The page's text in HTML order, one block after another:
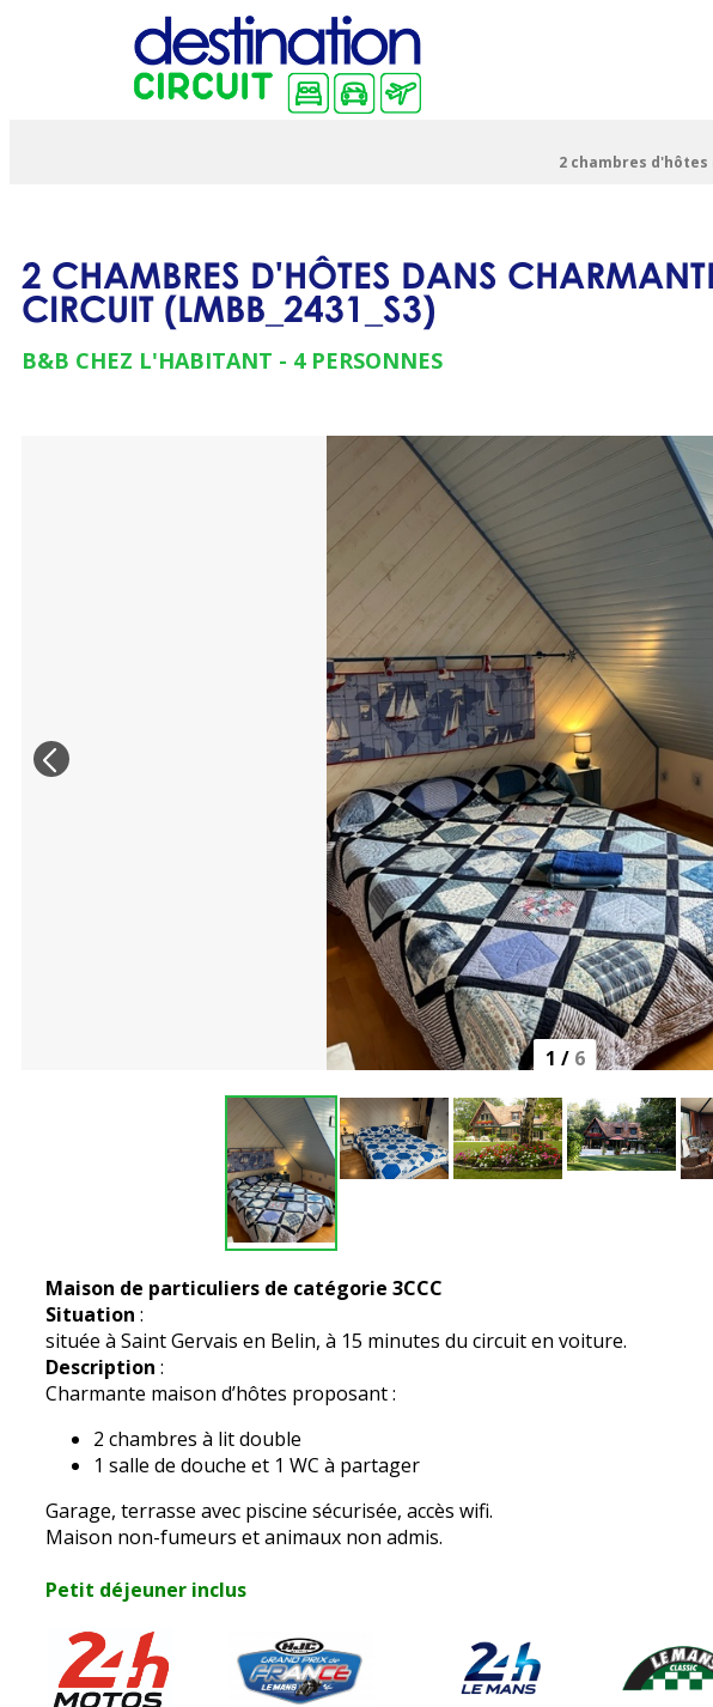
2 chambres
2 CHAMBRES D'HÔTES DANS
CIRCUIT (LMBB_2431_S3)
B&B CHEZ L'HABITANT 4 PERSONNES
1 / 6
Maison de particuliers de catégorie 3CCC
Situation :
située à Saint Gervais en Belin, à 15 minutes du circuit en voiture.
Description :
Charmante maison d’hôtes proposant :
2 chambres à lit double
1 salle de douche et 1 WC à partager
Garage, terrasse avec piscine sécurisée, accès wifi.
Maison non-fumeurs et animaux non admis.
Petit déjeuner inclus